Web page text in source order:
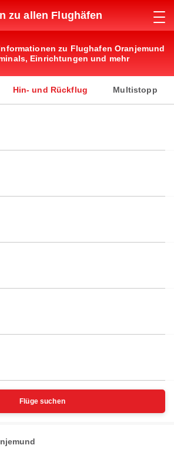
zu allen Flughäfen
zu Flughafen Oranjemund
Einrichtungen und mehr
Hin- und Rückflug Multistopp
Flüge suchen